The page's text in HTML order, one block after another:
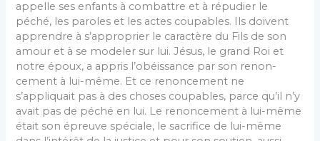
appelle ses enfants à combattre et à répudier le
péché, les paroles et les actes coupables. Ils doivent
ap­prendre à s’approprier le caractère du Fils de son
amour et à se modeler sur lui. Jésus, le grand Roi et
notre époux, a appris l’obéissance par son renon­
cement à lui-même. Et ce renoncement ne
s’appliquait pas à des choses coupables, parce qu’il n’y
avait pas de péché en lui. Le renoncement à lui-même
était son épreuve spéciale, le sacrifice de lui-même